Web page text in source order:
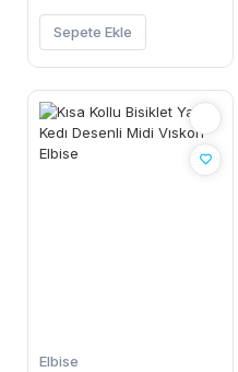
Sepete Ekle
Elbise